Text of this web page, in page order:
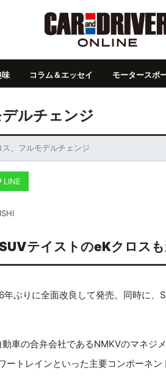
味 コラム＆エッセイ モータースポ
ルチェンジ
、フルモデルチェンジ
LINE
テイストのeKクロス
6年ぶりに全面改良して発売。同時に、
車の合弁会社であるNMKVのマネジ
トレインといった主要コンポーネン